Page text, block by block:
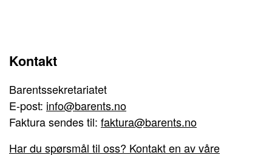
Kontakt
Barentssekretariatet
E-post: info@barents.no
Faktura sendes til: faktura@barents.no
Har du spørsmål til oss? Kontakt en av våre